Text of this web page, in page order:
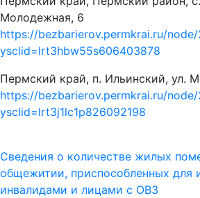
Молодежная, 6
https://bezbarierov.permkrai.ru/node/
ysclid=lrt3hbw55s606403878
Пермский край, п. Ильинский, ул.
https://bezbarierov.permkrai.ru/node/
ysclid=lrt3j1lc1p826092198
Сведения о количестве жилых
общежитии, приспособленных для
инвалидами и лицами с ОВЗ